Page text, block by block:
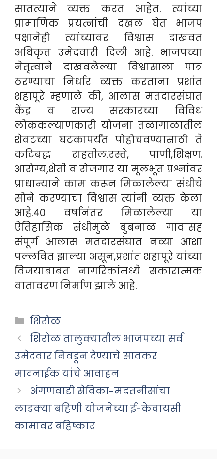
सातत्याने व्यक्त करत आहेत. त्यांच्या
प्रामाणिक प्रयत्नांची दखल घेत भाजप
पक्षानेही त्यांच्यावर विश्वास दाखवत
अधिकृत उमेदवारी दिली आहे. भाजपच्या
नेतृत्वाने दाखवलेल्या विश्वासाला पात्र
ठरण्याचा निर्धार व्यक्त करताना प्रशांत
शहापूरे म्हणाले की, आलास मतदारसंघात
केंद्र व राज्य सरकारच्या विविध
लोककल्याणकारी योजना तळागाळातील
शेवटच्या घटकापर्यंत पोहोचवण्यासाठी ते
कटिबद्ध राहतील.रस्ते, पाणी,शिक्षण,
आरोग्य,शेती व रोजगार या मूलभूत प्रश्नांवर
प्राधान्याने काम करून मिळालेल्या संधीचे
सोने करण्याचा विश्वास त्यांनी व्यक्त केला
आहे.४० वर्षांनंतर मिळालेल्या या
ऐतिहासिक संधीमुळे बुबनाळ गावासह
संपूर्ण आलास मतदारसंघात नव्या आशा
पल्लवित झाल्या असून,प्रशांत शहापूरे यांच्या
विजयाबाबत नागरिकांमध्ये सकारात्मक
वातावरण निर्माण झाले आहे.
Categories
शिरोळ
शिरोळ तालुक्यातील भाजपच्या सर्व
उमेदवार निवडून देण्याचे सावकर
मादनाईक यांचे आवाहन
अंगणवाडी सेविका-मदतनीसांचा
लाडक्या बहिणी योजनेच्या ई-केवायसी
कामावर बहिष्कार